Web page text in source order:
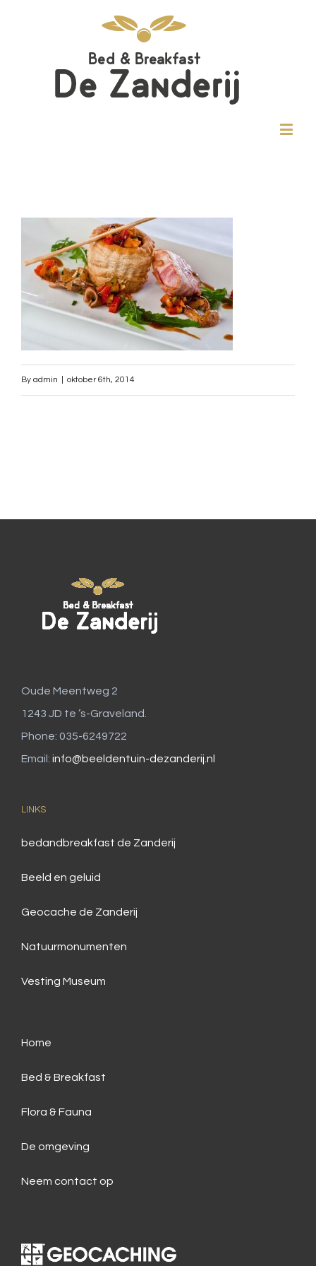
By admin oktober 6th, 2014
Oude Meentweg 2
1243 JD te ’s-Graveland.
Phone: 035-6249722
Email: info@beeldentuin-dezanderij.nl
LINKS
bedandbreakfast de Zanderij
Beeld en geluid
Geocache de Zanderij
Natuurmonumenten
Vesting Museum
Home
Bed & Breakfast
Flora & Fauna
De omgeving
Neem contact op